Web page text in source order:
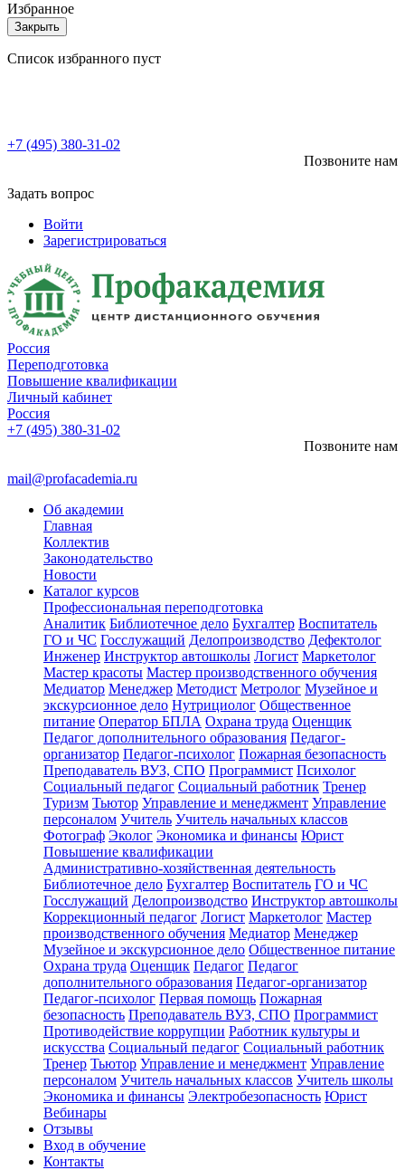
Избранное
Закрыть
Список избранного пуст
+7 (495) 380-31-02
Позвоните нам
Задать вопрос
Войти
Зарегистрироваться
Россия
Переподготовка
Повышение квалификации
Личный кабинет
Россия
+7 (495) 380-31-02
Позвоните нам
mail@profacademia.ru
Об академии
Главная
Коллектив
Законодательство
Новости
Каталог курсов
Профессиональная переподготовка
Аналитик Библиотечное дело Бухгалтер Воспитатель
ГО и ЧС Госслужащий Делопроизводство Дефектолог
Инженер Инструктор автошколы Логист Маркетолог
Мастер красоты Мастер производственного обучения
Медиатор Менеджер Методист Метролог Музейное и
экскурсионное дело Нутрициолог Общественное
питание Оператор БПЛА Охрана труда Оценщик
Педагог дополнительного образования Педагог-
организатор Педагог-психолог Пожарная безопасность
Преподаватель ВУЗ, СПО Программист Психолог
Социальный педагог Социальный работник Тренер
Туризм Тьютор Управление и менеджмент Управление
персоналом Учитель Учитель начальных классов
Фотограф Эколог Экономика и финансы Юрист
Повышение квалификации
Административно-хозяйственная деятельность
Библиотечное дело Бухгалтер Воспитатель ГО и ЧС
Госслужащий Делопроизводство Инструктор автошколы
Коррекционный педагог Логист Маркетолог Мастер
производственного обучения Медиатор Менеджер
Музейное и экскурсионное дело Общественное питание
Охрана труда Оценщик Педагог Педагог
дополнительного образования Педагог-организатор
Педагог-психолог Первая помощь Пожарная
безопасность Преподаватель ВУЗ, СПО Программист
Противодействие коррупции Работник культуры и
искусства Социальный педагог Социальный работник
Тренер Тьютор Управление и менеджмент Управление
персоналом Учитель начальных классов Учитель школы
Экономика и финансы Электробезопасность Юрист
Вебинары
Отзывы
Вход в обучение
Контакты